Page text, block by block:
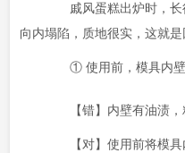
戚风蛋糕出炉时，长
向内塌陷，质地很实，这就是
① 使用前，模具内壁
【错】内壁有油渍，
【对】使用前将模具